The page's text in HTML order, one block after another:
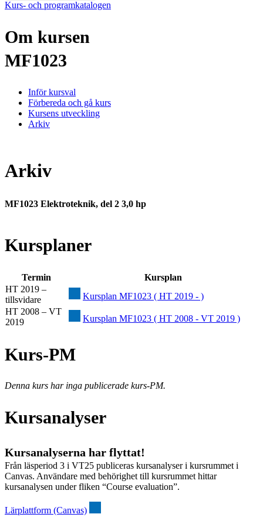
Kurs- och programkatalogen
Om kursen
MF1023
Inför kursval
Förbereda och gå kurs
Kursens utveckling
Arkiv
Arkiv
MF1023 Elektroteknik, del 2 3,0 hp
Kursplaner
Termin
Kursplan
HT 2019 –
tillsvidare
Kursplan MF1023 ( HT 2019 - )
HT 2008 – VT
2019
Kursplan MF1023 ( HT 2008 - VT 2019 )
Kurs-PM
Denna kurs har inga publicerade kurs-PM.
Kursanalyser
Kursanalyserna har flyttat!
Från läsperiod 3 i VT25 publiceras kursanalyser i kursrummet i
Canvas. Användare med behörighet till kursrummet hittar
kursanalysen under fliken “Course evaluation”.
Lärplattform (Canvas)